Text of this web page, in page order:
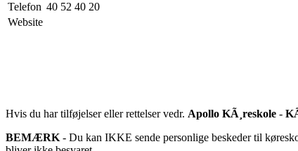
Telefon 40 52 40 20
Website
Hvis du har tilføjelser eller rettelser vedr. Apollo KÃ¸reskole -
BEMÆRK - Du kan IKKE sende personlige beskeder til